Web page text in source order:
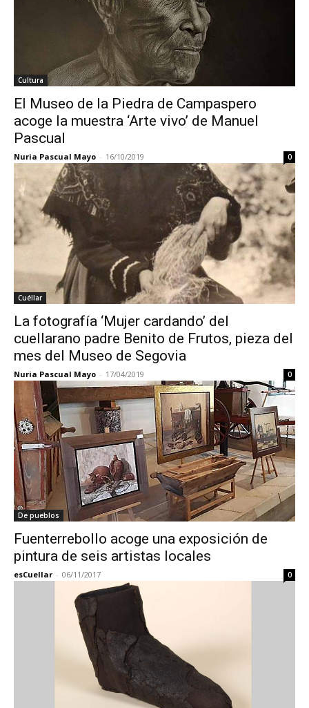
Cultura
El Museo de la Piedra de Campaspero
acoge la muestra ‘Arte vivo’ de Manuel
Pascual
Nuria Pascual Mayo - 16/10/2019 0
Cuéllar
La fotografía ‘Mujer cardando’ del
cuellarano padre Benito de Frutos, pieza del
mes del Museo de Segovia
Nuria Pascual Mayo - 17/04/2019 0
De pueblos
Fuenterrebollo acoge una exposición de
pintura de seis artistas locales
esCuellar - 06/11/2017 0